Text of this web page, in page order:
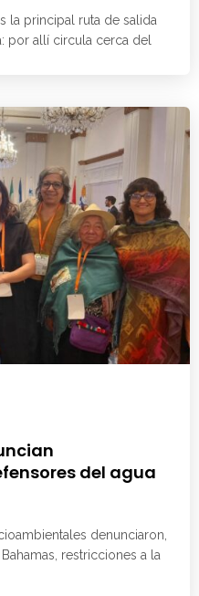
la principal ruta de salida
por allí circula cerca del
del agua
denunciaron,
restricciones a la